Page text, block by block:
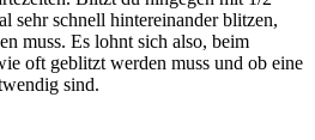
sehr schnell hintereinander blitzen,
muss. Es lohnt sich also, beim
oft geblitzt werden muss und ob eine
sind.